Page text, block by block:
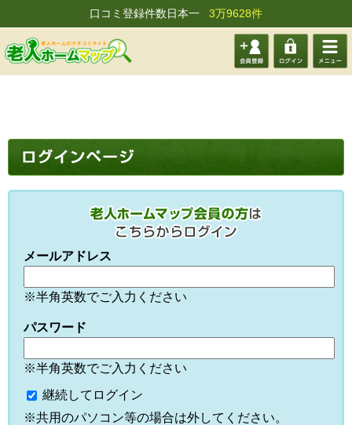
口コミ登録件数日本一 3万9628件
会員登 ログイ メニュ
メールアドレス
※半角英数でご入力ください
パスワード
※半角英数でご入力ください
継続してログイン
※共用のパソコン等の場合は外してください。